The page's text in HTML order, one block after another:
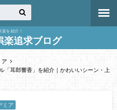
楽を紹介！
楽追求ブログ
ア
「耳郎響香」を紹介｜かわいいシーン・上
ミア